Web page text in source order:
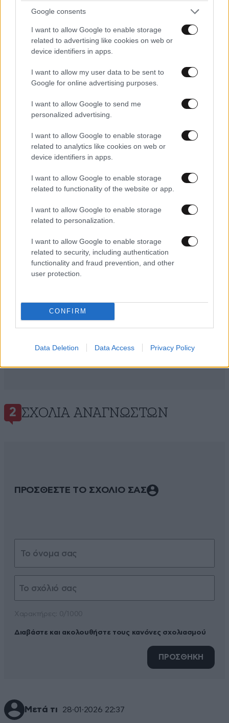
Google consents
I want to allow Google to enable storage
related to advertising like cookies on web or
device identifiers in apps.
I want to allow my user data to be sent to
Google for online advertising purposes.
I want to allow Google to send me
personalized advertising.
I want to allow Google to enable storage
related to analytics like cookies on web or
device identifiers in apps.
I want to allow Google to enable storage
related to functionality of the website or app.
I want to allow Google to enable storage
related to personalization.
I want to allow Google to enable storage
related to security, including authentication
functionality and fraud prevention, and other
user protection.
CONFIRM
Data Deletion Data Access Privacy Policy
Οι γυναίκες ξεπέρασαν τους άνδρες στις
θέσεις εργασίας στις ΗΠΑ – Γιατί οι ειδικοί
εκτιμούν ότι η τάση θα συνεχιστεί
Ακολουθήστε τοNEWSBEAST στοGoogle News
και μάθετε πρώτοι όλες τις ειδήσεις
2 ΣΧΌΛΙΑ ΑΝΑΓΝΩΣΤΏΝ
ΠΡΟΣΘΕΣΤΕ ΤΟ ΣΧΟΛΙΟ ΣΑΣ
Διαβάστε και ακολουθήστε τους κανόνες σχολιασμού
ΠΡΟΣΘΗΚΗ
Μετά τι 28·01·2026 22:37